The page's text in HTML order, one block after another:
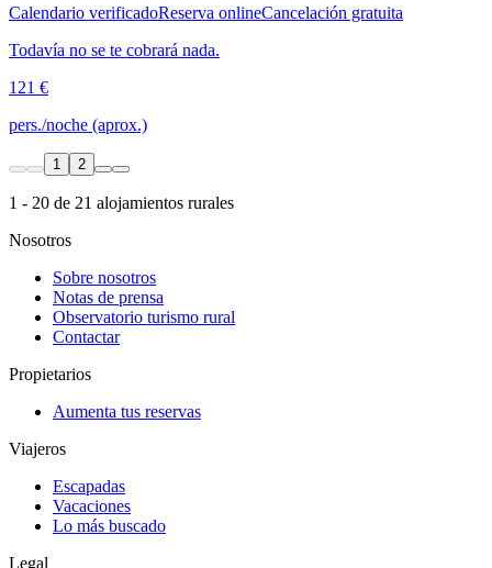
Calendario verificadoReserva onlineCancelación gratuita
Todavía no se te cobrará nada.
121 €
pers./noche (aprox.)
1 2
1 - 20 de 21 alojamientos rurales
Nosotros
Sobre nosotros
Notas de prensa
Observatorio turismo rural
Contactar
Propietarios
Aumenta tus reservas
Viajeros
Escapadas
Vacaciones
Lo más buscado
Legal